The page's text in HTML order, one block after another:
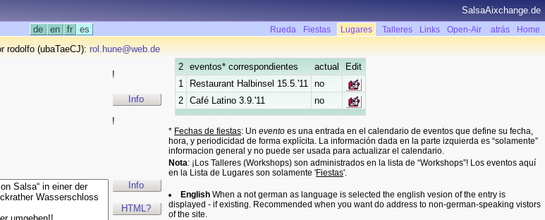
SalsaAixchange.de
de en fr es Rueda Fiestas Lugares Talleres Links Open-Air atrás Home
rodolfo (ubaTaeCJ): rol.hune@web.de
!
Info
!
Info
HTML?
2 eventos* correspondientes actual
Edit
1
Restaurant Halbinsel 15.5.'11 no
2 Café Latino 3.9.'11 no
* Fechas de fiestas: Un evento es una entrada en el calendario de eventos que define su fecha,
hora, y periodicidad de forma explícita. La información dada en la parte izquierda es “solamente”
informacion general y no puede ser usada para actualizar el calendario.
Nota: ¡Los Talleres (Workshops) son administrados en la lista de “Workshops”! Los eventos aquí
en la Lista de Lugares son solamente 'Fiestas'.
English When a not german as language is selected the english vesion of the entry is
displayed - if existing. Recommended when you want do address to non-german-speaking vistors
of the site.